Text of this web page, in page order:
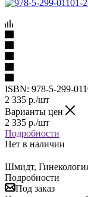
ISBN: 978-5-299-
2 335 р./шт
Варианты цен
2 335 р./шт
Подробности
Нет в наличии
Шмидт,
Подробности
Под заказ